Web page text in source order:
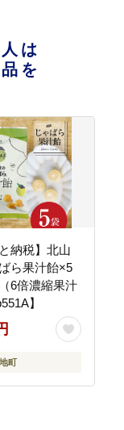
は
を
納税】北山
ら果汁飴×5
6倍濃縮果汁
】
町